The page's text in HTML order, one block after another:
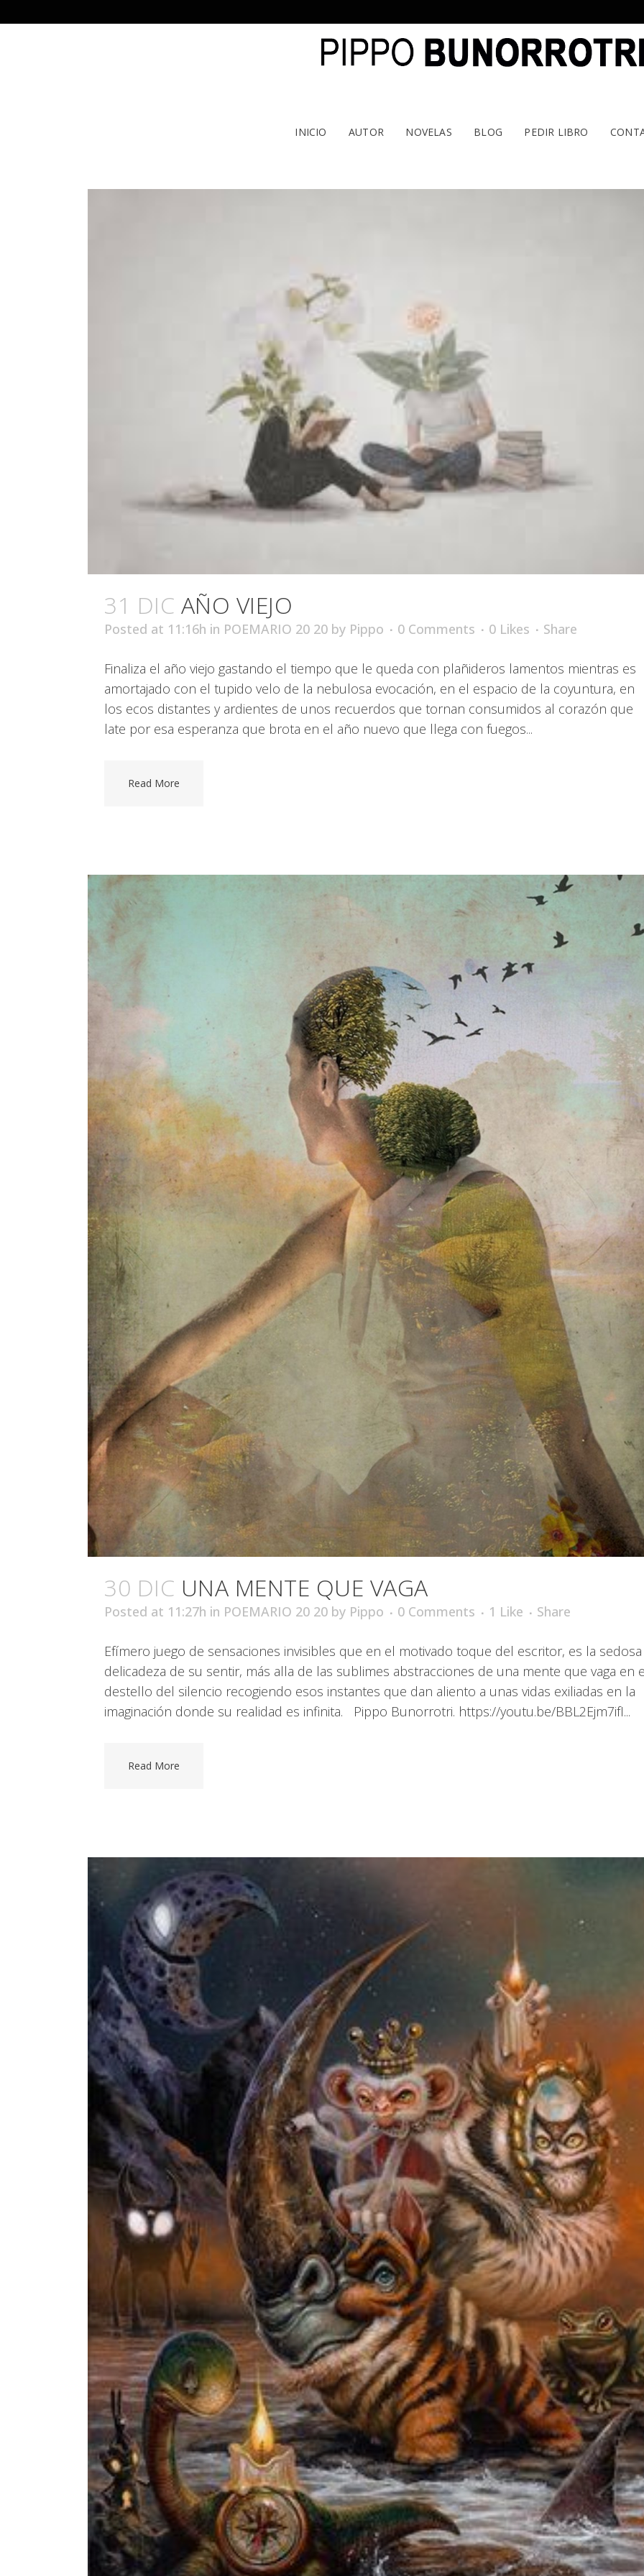
INICIO AUTOR NOVELAS BLOG PEDIR LIBRO
31 DIC AÑO VIEJO
Posted at 11:16h in POEMARIO 20 20 by Pippo 0 Comments 0 Likes Share
Finaliza el año viejo gastando el tiempo que le queda con plañideros lamentos mientras es
amortajado con el tupido velo de la nebulosa evocación, en el espacio de la coyuntura, en
los ecos distantes y ardientes de unos recuerdos que tornan consumidos al corazón que
late por esa esperanza que brota en el año nuevo que llega con fuegos...
Read More
30 DIC UNA MENTE QUE VAGA
Posted at 11:27h in POEMARIO 20 20 by Pippo 0 Comments 1 Like Share
Efímero juego de sensaciones invisibles que en el motivado toque del escritor, es la sedosa
delicadeza de su sentir, más alla de las sublimes abstracciones de una mente que vaga en
destello del silencio recogiendo esos instantes que dan aliento a unas vidas exiliadas en la
imaginación donde su realidad es infinita. Pippo Bunorrotri. https://youtu.be/BBL2Ejm7ifI...
Read More